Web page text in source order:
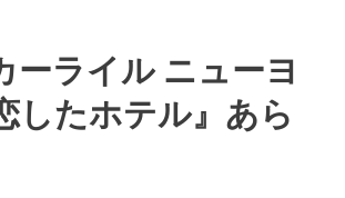
ーライル ニューヨ
したホテル』あら